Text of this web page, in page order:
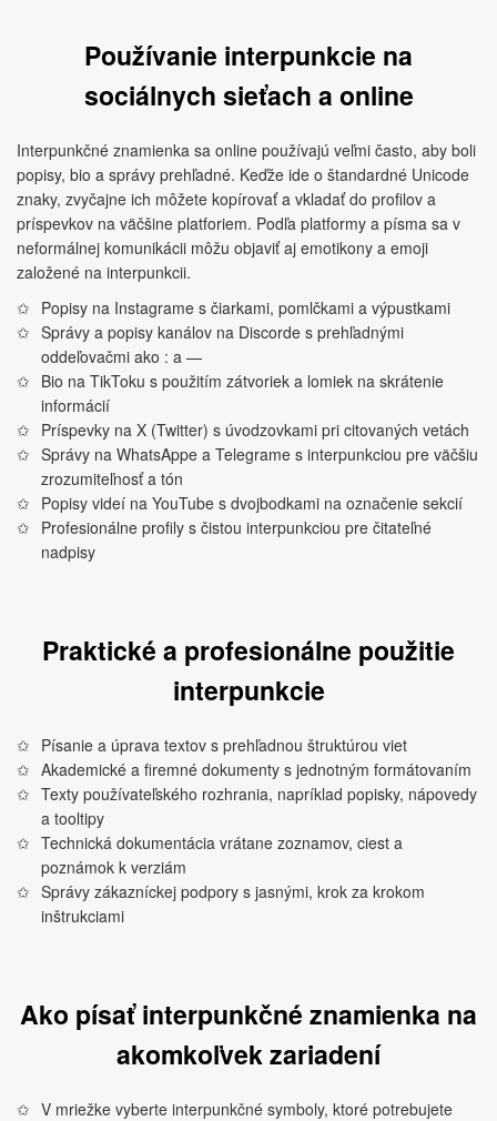
Používanie interpunkcie na
sociálnych sieťach a online
Interpunkčné znamienka sa online používajú veľmi často, aby boli
popisy, bio a správy prehľadné. Keďže ide o štandardné Unicode
znaky, zvyčajne ich môžete kopírovať a vkladať do profilov a
príspevkov na väčšine platforiem. Podľa platformy a písma sa v
neformálnej komunikácii môžu objaviť aj emotikony a emoji
založené na interpunkcii.
Popisy na Instagrame s čiarkami, pomlčkami a výpustkami
Správy a popisy kanálov na Discorde s prehľadnými
oddeľovačmi ako : a —
Bio na TikToku s použitím zátvoriek a lomiek na skrátenie
informácií
Príspevky na X (Twitter) s úvodzovkami pri citovaných vetách
Správy na WhatsAppe a Telegrame s interpunkciou pre väčšiu
zrozumiteľnosť a tón
Popisy videí na YouTube s dvojbodkami na označenie sekcií
Profesionálne profily s čistou interpunkciou pre čitateľné
nadpisy
Praktické a profesionálne použitie
interpunkcie
Písanie a úprava textov s prehľadnou štruktúrou viet
Akademické a firemné dokumenty s jednotným formátovaním
Texty používateľského rozhrania, napríklad popisky, nápovedy
a tooltipy
Technická dokumentácia vrátane zoznamov, ciest a
poznámok k verziám
Správy zákazníckej podpory s jasnými, krok za krokom
inštrukciami
Ako písať interpunkčné znamienka na
akomkoľvek zariadení
V mriežke vyberte interpunkčné symboly, ktoré potrebujete